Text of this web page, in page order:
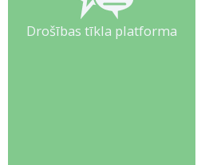
Drošības tīkla platforma